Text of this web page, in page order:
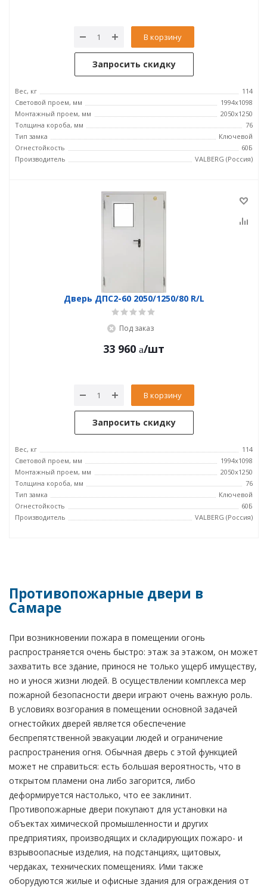
В корзину
Запросить скидку
Вес, кг
114
Световой проем, мм
1994x1098
Монтажный проем, мм
2050x1250
Толщина короба, мм
76
Тип замка
Ключевой
Огнестойкость
60Б
Производитель
VALBERG (Россия)
Дверь ДПC2-60 2050/1250/80 R/L
Под заказ
33 960 /шт
В корзину
Запросить скидку
Вес, кг
114
Световой проем, мм
1994x1098
Монтажный проем, мм
2050x1250
Толщина короба, мм
76
Тип замка
Ключевой
Огнестойкость
60Б
Производитель
VALBERG (Россия)
Противопожарные двери в
Самаре
При возникновении пожара в помещении огонь
распространяется очень быстро: этаж за этажом, он может
захватить все здание, принося не только ущерб имуществу,
но и унося жизни людей. В осуществлении комплекса мер
пожарной безопасности двери играют очень важную роль.
В условиях возгорания в помещении основной задачей
огнестойких дверей является обеспечение
беспрепятственной эвакуации людей и ограничение
распространения огня. Обычная дверь с этой функцией
может не справиться: есть большая вероятность, что в
открытом пламени она либо загорится, либо
деформируется настолько, что ее заклинит.
Противопожарные двери покупают для установки на
объектах химической промышленности и других
предприятиях, производящих и складирующих пожаро- и
взрывоопасные изделия, на подстанциях, щитовых,
чердаках, технических помещениях. Ими также
оборудуются жилые и офисные здания для ограждения от